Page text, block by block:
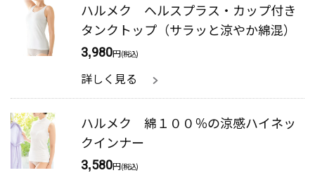
ハルメク ヘルスプラス・カップ付き
タンクトップ（サラッと涼やか綿混）
3,980円(税込)
詳しく見る
ハルメク 綿１００％の涼感ハイネッ
クインナー
3,580円(税込)